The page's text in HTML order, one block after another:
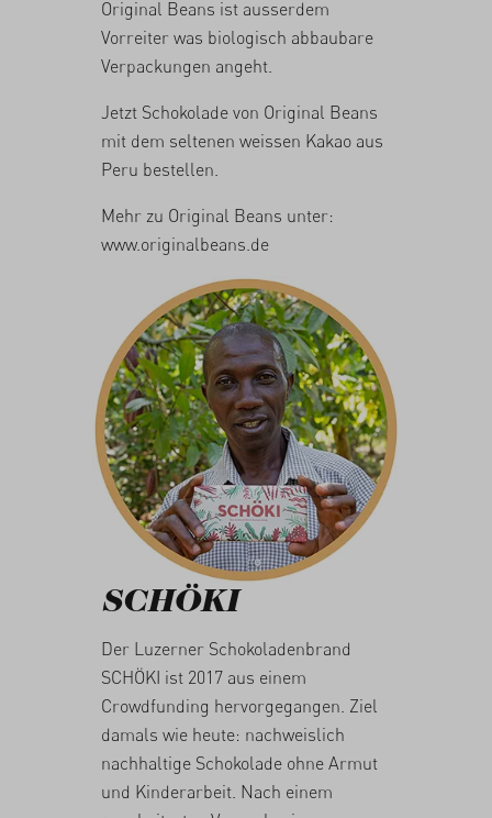
Original Beans ist ausserdem
Vorreiter was biologisch abbaubare
Verpackungen angeht.
Jetzt Schokolade von Original Beans
mit dem seltenen weissen Kakao aus
Peru bestellen
Mehr zu Original Beans unter:
www.originalbeans.de
SCHÖKI
Der Luzerner Schokoladenbrand
SCHÖKI ist 2017 aus einem
Crowdfunding hervorgegangen. Ziel
damals wie heute: nachweislich
nachhaltige Schokolade ohne Armut
und Kinderarbeit. Nach einem